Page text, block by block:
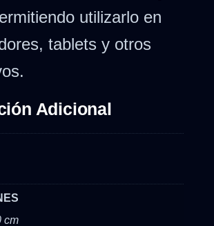
utilizarlo en
tablets y otros
Adicional
cm